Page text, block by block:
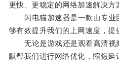
更快、更稳定的网络加速解决方
闪电猫加速器是一款由专业
够有效提升我们的上网速度，提
无论是游戏还是观看高清视
默帮我们进行网络优化，缩短延